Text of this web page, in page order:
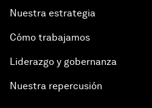
Nuestra estrategia
Cómo trabajamos
Liderazgo y gobernanza
Nuestra repercusión